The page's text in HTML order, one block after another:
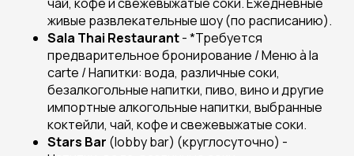
живые развлекательные шоу (по расписанию).
Sala Thai Restaurant- *Требуется
предварительное бронирование / Меню à la
carte / Напитки: вода, различные соки,
безалкогольные напитки, пиво, вино и другие
импортные алкогольные напитки, выбранные
коктейли, чай, кофе и свежевыжатые соки.
Stars Bar (lobby bar) (круглосуточно) -